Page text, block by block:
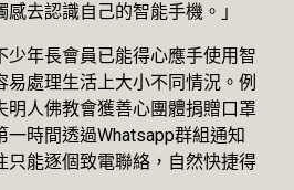
去認識自己的智能手機。」
少年長會員已能得心應手使用智
易處理生活上大小不同情況。例
明人佛教會獲善心團體捐贈口罩
一時間透過Whatsapp群組通知
只能逐個致電聯絡，自然快捷得